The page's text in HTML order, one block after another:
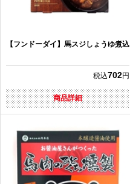
【フンドーダイ】馬スジしょうゆ煮込
税込702円
商品詳細